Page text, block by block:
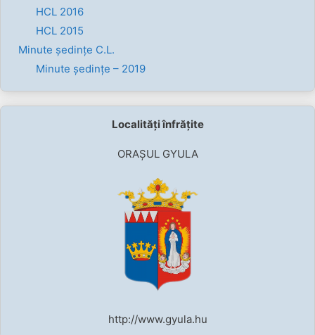
HCL 2016
HCL 2015
Minute ședințe C.L.
Minute ședințe – 2019
Localități înfrățite
ORAȘUL GYULA
http://www.gyula.hu